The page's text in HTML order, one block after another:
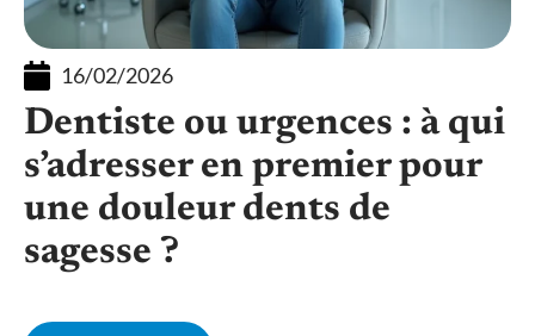
16/02/2026
Dentiste ou urgences : à qui
s’adresser en premier pour
une douleur dents de
sagesse ?